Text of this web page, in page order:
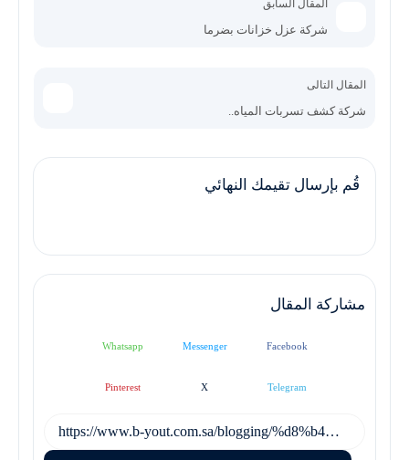
المقال السابق
شركة عزل خزانات بضرما
المقال التالى
شركة كشف تسربات المياه..
قُم بإرسال تقيمك النهائي
مشاركة المقال
Facebook
Messenger
Whatsapp
Telegram
X
Pinterest